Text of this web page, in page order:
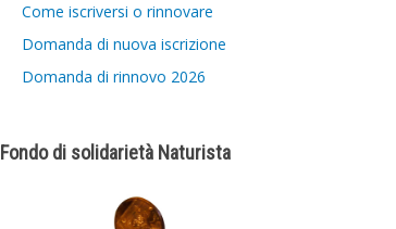
Come iscriversi o rinnovare
Domanda di nuova iscrizione
Domanda di rinnovo 2026
Fondo di solidarietà Naturista